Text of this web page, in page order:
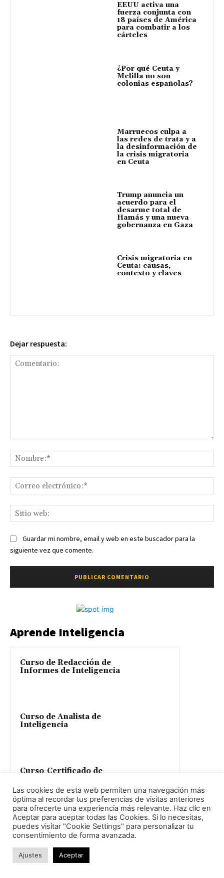
EEUU activa una
fuerza conjunta con
18 países de América
para combatir a los
cárteles
¿Por qué Ceuta y
Melilla no son
colonias españolas?
Marruecos culpa a
las redes de trata y a
la desinformación de
la crisis migratoria
en Ceuta
Trump anuncia un
acuerdo para el
desarme total de
Hamás y una nueva
gobernanza en Gaza
Crisis migratoria en
Ceuta: causas,
contexto y claves
Dejar respuesta:
Guardar mi nombre, email y web en este buscador para la
siguiente vez que comente.
Aprende Inteligencia
Curso de Redacción de
Informes de Inteligencia
Curso de Analista de
Inteligencia
Curso-Certificado de
(Inteligencia de
Imágenes)
Curso de Experto en
OSINT: Técnicas de
Investigación Online
Las cookies de esta web permiten una navegación más
óptima al recordar tus preferencias de visitas anteriores
para ofrecerte una experiencia más relevante. Haz clic en
Aceptar para aceptar todas las Cookies. Si lo necesitas,
puedes visitar "Cookie Settings" para personalizar tu
consentimiento de forma avanzada.
Ajustes Aceptar